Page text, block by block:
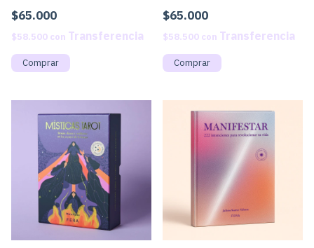
$65.000
$58.500 con
$65.000
$58.500 con